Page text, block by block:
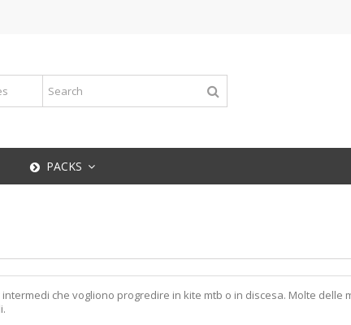
PACKS
che vogliono progredire in kite mtb o in discesa. Molte delle